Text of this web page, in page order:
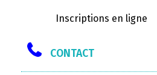
Inscriptions en ligne
CONTACT